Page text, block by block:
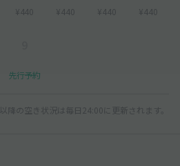
¥440 ¥440 ¥440 ¥440
先行予約
以降の空き状況は毎日24:00に更新されます。